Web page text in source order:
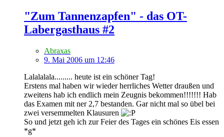
"Zum Tannenzapfen" - das OT-
Labergasthaus #2
Abraxas
9. Mai 2006 um 12:46
Lalalalala......... heute ist ein schöner Tag!
Erstens mal haben wir wieder herrliches Wetter draußen und
zweitens hab ich endlich mein Zeugnis bekommen!!!!!!! Hab
das Examen mit ner 2,7 bestanden. Gar nicht mal so übel bei
zwei versemmelten Klausuren
So und jetzt geh ich zur Feier des Tages ein schönes Eis essen
*g*